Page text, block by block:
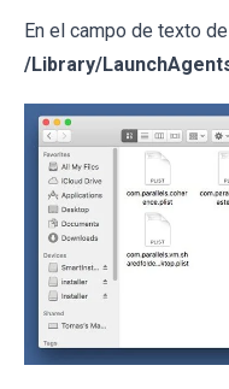
En el campo de texto
/Library/